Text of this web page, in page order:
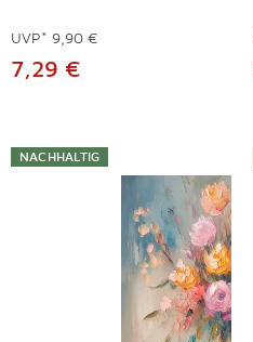
UVP* 9,90 €
7,29 €
NACHHALTIG